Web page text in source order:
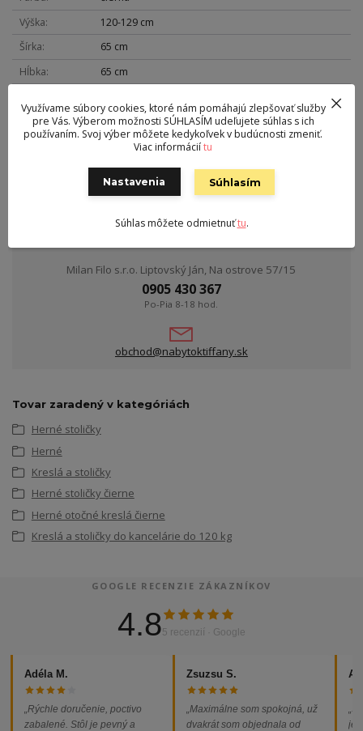
Výška
120-129 cm
Šírka
65 cm
Hĺbka
65 cm
Nosnosť
120 kg
ekokoža
44-53 cm
Milan Filo s.r.o. Liptovský Ján, Na ostrove 57/15
0905 430 367
Po-Pia 8-18 hod.
obchod@nabytoktiffany.sk
Tovar zaradený v kategóriách
Herné stoličky
Herné
Kreslá a stoličky
Herné stoličky čierne
Herné otočné kreslá čierne
Kreslá a stoličky do kancelárie do 120 kg
GOOGLE RECENZIE ZÁKAZNÍKOV
4.85 recenzií · Google
Adéla M.
„Rýchle doručenie, poctivo
zabalené. Stôl je pevný a
Zsuzsu S.
„Maximálne som spokojná, už
dvakrát som objednala od
Využívame súbory cookies, ktoré nám pomáhajú zlepšovať služby
pre Vás. Výberom možnosti SÚHLASÍM udeľujete súhlas s ich
používaním. Svoj výber môžete kedykoľvek v budúcnosti zmeniť.
Viac informáciítu
Nastavenia Súhlasím
Súhlas môžete odmietnuťtu.